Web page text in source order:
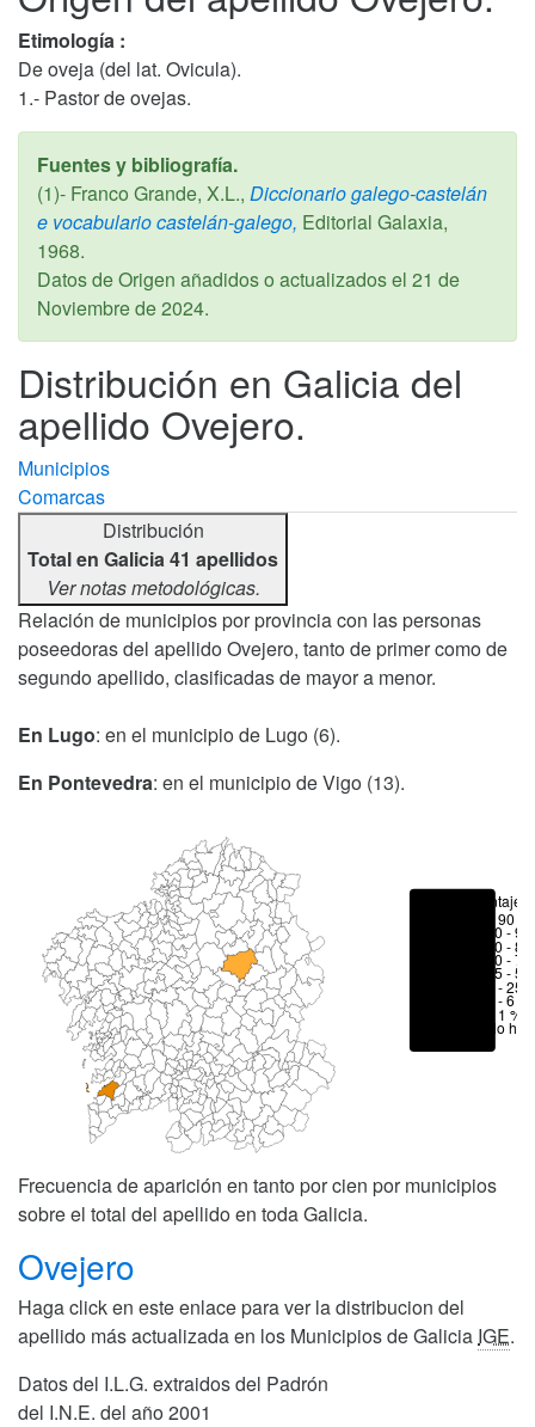
Etimología :
De oveja (del lat. Ovicula).
1.- Pastor de ovejas.
Fuentes y bibliografía.
(1)- Franco Grande, X.L., Diccionario galego-castelán
e vocabulario castelán-galego, Editorial Galaxia,
1968.
Datos de Origen añadidos o actualizados el 21 de
Noviembre de 2024.
Distribución en Galicia del
apellido Ovejero.
Municipios
Comarcas
Distribución
Total en Galicia 41 apellidos
Ver notas metodológicas.
Relación de municipios por provincia con las personas
poseedoras del apellido Ovejero, tanto de primer como de
segundo apellido, clasificadas de mayor a menor.
En Lugo: en el municipio de Lugo (6).
En Pontevedra: en el municipio de Vigo (13).
Porcentajes
> 90 %
80 -
70 -
50 -
25 -
6 - 25
1 - 6 %
< 1 %
No hay
Frecuencia de aparición en tanto por cien por municipios
sobre el total del apellido en toda Galicia.
Ovejero
Haga click en este enlace para ver la distribucion del
apellido más actualizada en los Municipios de Galicia IGE.
Datos del I.L.G. extraidos del Padrón
del I.N.E. del año 2001